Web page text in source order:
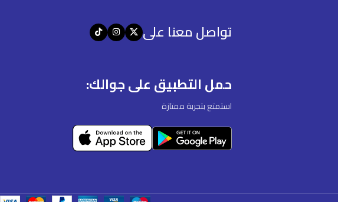
تواصل معنا على
حمل التطبيق على جوالك:
استمتع بتجربة ممتازة